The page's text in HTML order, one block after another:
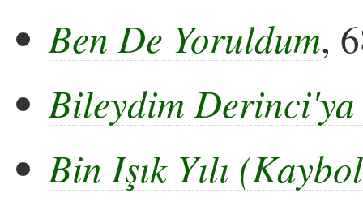
Ben De Yoruldum,
Bileydim Derinci'ya
Bin Işık Yılı